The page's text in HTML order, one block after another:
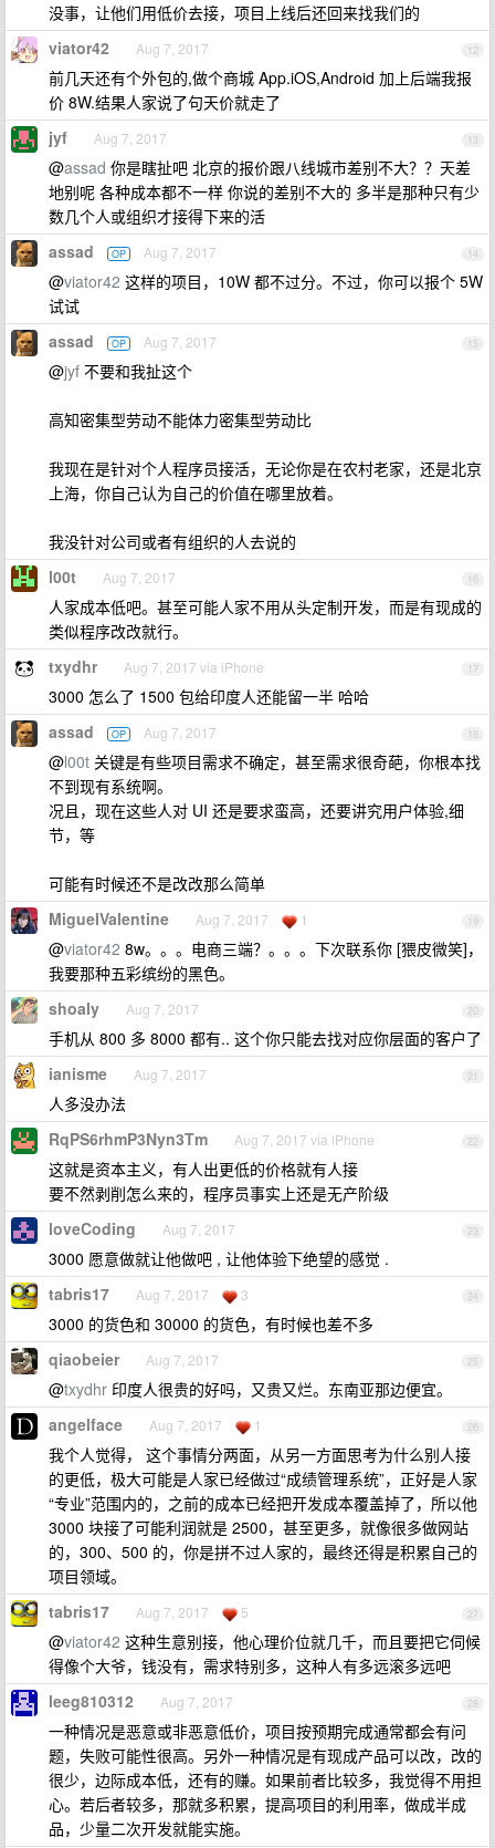
没事，让他们用低价去接，项目上线后还回来找我们的
12
viator42 Aug 7, 2017
前几天还有个外包的,做个商城 App.iOS,Android 加上后端我报
价 8W.结果人家说了句天价就走了
13
jyf Aug 7, 2017
@assad 你是瞎扯吧 北京的报价跟八线城市差别不大？？天差
地别呢 各种成本都不一样 你说的差别不大的 多半是那种只有少
数几个人或组织才接得下来的活
14
assad OP Aug 7, 2017
@viator42 这样的项目，10W 都不过分。不过，你可以报个 5W
试试
15
assad OP Aug 7, 2017
@jyf 不要和我扯这个
高知密集型劳动不能体力密集型劳动比
我现在是针对个人程序员接活，无论你是在农村老家，还是北京
上海，你自己认为自己的价值在哪里放着。
我没针对公司或者有组织的人去说的
16
l00t Aug 7, 2017
人家成本低吧。甚至可能人家不用从头定制开发，而是有现成的
类似程序改改就行。
17
txydhr Aug 7, 2017 via iPhone
3000 怎么了 1500 包给印度人还能留一半 哈哈
18
assad OP Aug 7, 2017
@l00t 关键是有些项目需求不确定，甚至需求很奇葩，你根本找
不到现有系统啊。
况且，现在这些人对 UI 还是要求蛮高，还要讲究用户体验,细
节，等
可能有时候还不是改改那么简单
19
MiguelValentine Aug 7, 2017 1
@viator42 8w。。。电商三端？。。。下次联系你 [猥皮微笑]，
我要那种五彩缤纷的黑色。
20
shoaly Aug 7, 2017
手机从 800 多 8000 都有.. 这个你只能去找对应你层面的客户了
21
ianisme Aug 7, 2017
人多没办法
22
RqPS6rhmP3Nyn3Tm Aug 7, 2017 via iPhone
这就是资本主义，有人出更低的价格就有人接
要不然剥削怎么来的，程序员事实上还是无产阶级
23
loveCoding Aug 7, 2017
3000 愿意做就让他做吧 , 让他体验下绝望的感觉 .
24
tabris17 Aug 7, 2017 3
3000 的货色和 30000 的货色，有时候也差不多
25
qiaobeier Aug 7, 2017
@txydhr 印度人很贵的好吗，又贵又烂。东南亚那边便宜。
26
angelface Aug 7, 2017 1
我个人觉得， 这个事情分两面，从另一方面思考为什么别人接
的更低，极大可能是人家已经做过“成绩管理系统”，正好是人家
“专业”范围内的，之前的成本已经把开发成本覆盖掉了，所以他
3000 块接了可能利润就是 2500，甚至更多，就像很多做网站
的，300、500 的，你是拼不过人家的，最终还得是积累自己的
项目领域。
27
tabris17 Aug 7, 2017 5
@viator42 这种生意别接，他心理价位就几千，而且要把它伺候
得像个大爷，钱没有，需求特别多，这种人有多远滚多远吧
28
leeg810312 Aug 7, 2017
一种情况是恶意或非恶意低价，项目按预期完成通常都会有问
题，失败可能性很高。另外一种情况是有现成产品可以改，改的
很少，边际成本低，还有的赚。如果前者比较多，我觉得不用担
心。若后者较多，那就多积累，提高项目的利用率，做成半成
品，少量二次开发就能实施。